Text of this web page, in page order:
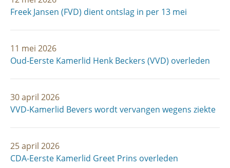
Freek Jansen (FVD) dient ontslag in per 13 mei
11 mei 2026
Oud-Eerste Kamerlid Henk Beckers (VVD) overleden
30 april 2026
VVD-Kamerlid Bevers wordt vervangen wegens ziekte
25 april 2026
CDA-Eerste Kamerlid Greet Prins overleden